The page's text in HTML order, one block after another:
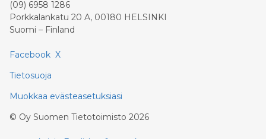
(09) 6958 1286
Porkkalankatu 20 A, 00180 HELSINKI
Suomi – Finland
Facebook X
Tietosuoja
Muokkaa evästeasetuksiasi
© Oy Suomen Tietotoimisto 2026